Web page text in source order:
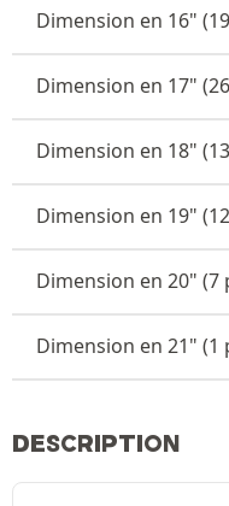
Dimension en 16"
Dimension en 17"
Dimension en 18"
Dimension en 19"
Dimension en 20" (7
Dimension en 21" (1
DESCRIPTION